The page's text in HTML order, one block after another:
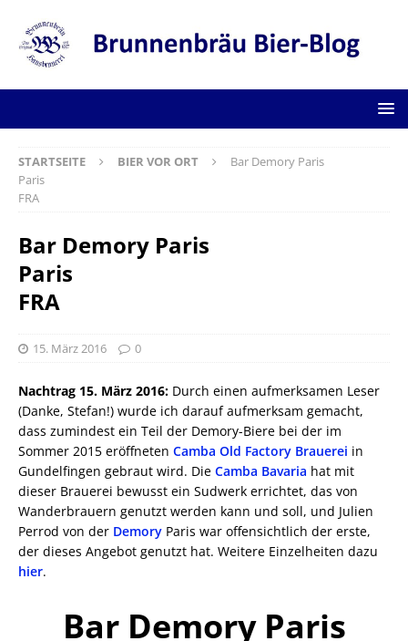
STARTSEITE BIER VOR ORT
Bar Demory Paris
Paris
FRA
Bar Demory Paris
Paris
FRA
15. März 2016 0
Nachtrag 15. März 2016: Durch einen aufmerksamen Leser
(Danke, Stefan!) wurde ich darauf aufmerksam gemacht,
dass zumindest ein Teil der Demory-Biere bei der im
Sommer 2015 eröffneten Camba Old Factory Brauerei in
Gundelfingen gebraut wird. Die Camba Bavaria hat mit
dieser Brauerei bewusst ein Sudwerk errichtet, das von
Wanderbrauern genutzt werden kann und soll, und Julien
Perrod von der Demory Paris war offensichtlich der erste,
der dieses Angebot genutzt hat. Weitere Einzelheiten dazu
hier.
Bar Demory Paris